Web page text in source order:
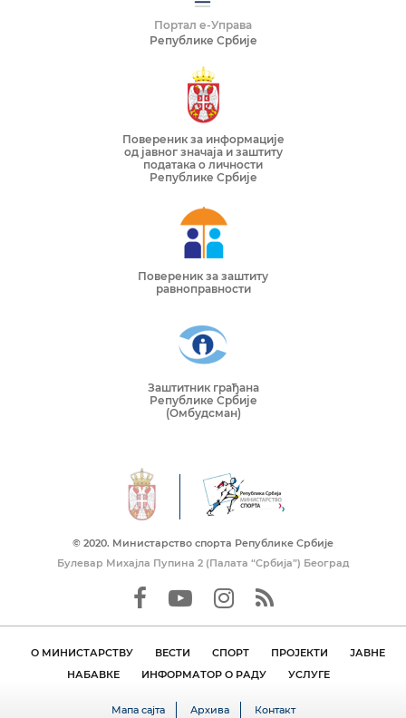
Портал е-Управа
Републике Србије
Повереник за информације
од јавног значаја и заштиту
података о личности
Републике Србије
Повереник за заштиту
равноправности
Заштитник грађана
Републике Србије
(Омбудсман)
© 2020. Mинистарство спорта Републике Србије
Булевар Михајла Пупина 2 (Палата “Србија”) Београд
О МИНИСТАРСТВУ ВЕСТИ СПОРТ ПРОЈЕКТИ
ЈАВНЕ
НАБАВКЕ
ИНФОРМАТОР О РАДУ УСЛУГЕ
Мапа сајта Архива Контакт